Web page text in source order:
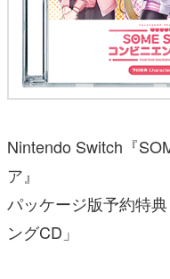
Nintendo Switch『
ア』
パッケージ版予約特
ングCD」